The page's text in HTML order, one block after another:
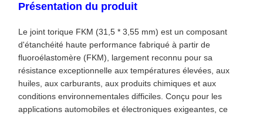
Présentation du produit
Le joint torique FKM (31,5 * 3,55 mm) est un composant
d'étanchéité haute performance fabriqué à partir de
fluoroélastomère (FKM), largement reconnu pour sa
résistance exceptionnelle aux températures élevées, aux
huiles, aux carburants, aux produits chimiques et aux
conditions environnementales difficiles. Conçu pour les
applications automobiles et électroniques exigeantes, ce